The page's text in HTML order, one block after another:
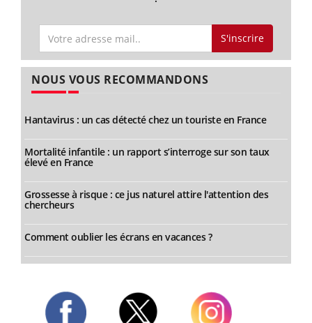
S'inscrire
NOUS VOUS RECOMMANDONS
Hantavirus : un cas détecté chez un touriste en France
Mortalité infantile : un rapport s’interroge sur son taux
élevé en France
Grossesse à risque : ce jus naturel attire l'attention des
chercheurs
Comment oublier les écrans en vacances ?